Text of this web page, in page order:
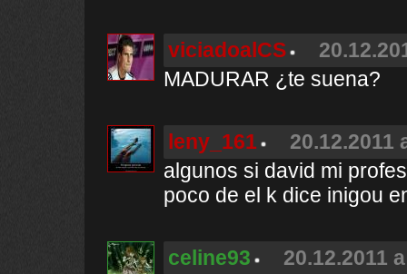
viciadoalCS
MADURAR ¿te suena?
leny_161
20.12.2011
algunos si david mi
poco de el k dice inigou
celine93
20.12.2011